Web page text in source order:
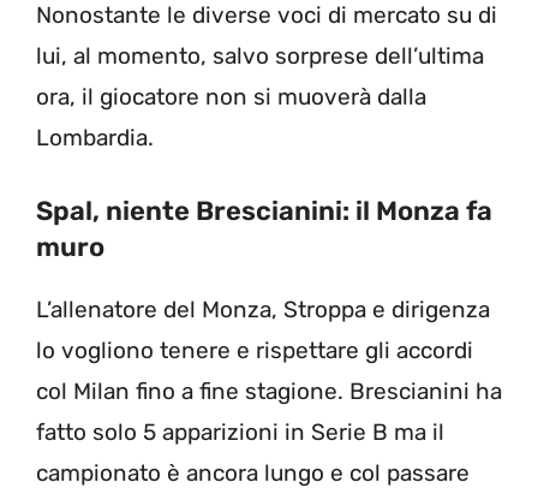
Nonostante le diverse voci di mercato su di
lui, al momento, salvo sorprese dell’ultima
ora, il giocatore non si muoverà dalla
Lombardia.
Spal, niente Brescianini: il Monza fa
muro
L’allenatore del Monza, Stroppa e dirigenza
lo vogliono tenere e rispettare gli accordi
col Milan fino a fine stagione. Brescianini ha
fatto solo 5 apparizioni in Serie B ma il
campionato è ancora lungo e col passare